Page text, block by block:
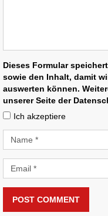
Dieses Formular
sowie den Inhalt, damit
auswerten können.
unserer Seite der
Ich akzeptiere
POST COMMENT